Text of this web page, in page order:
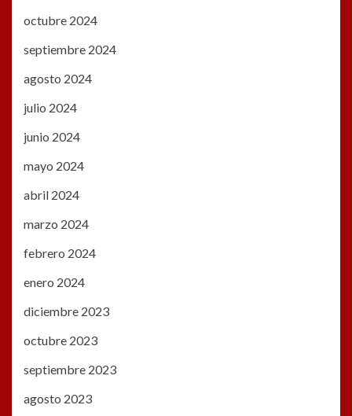
octubre 2024
septiembre 2024
agosto 2024
julio 2024
junio 2024
mayo 2024
abril 2024
marzo 2024
febrero 2024
enero 2024
diciembre 2023
octubre 2023
septiembre 2023
agosto 2023